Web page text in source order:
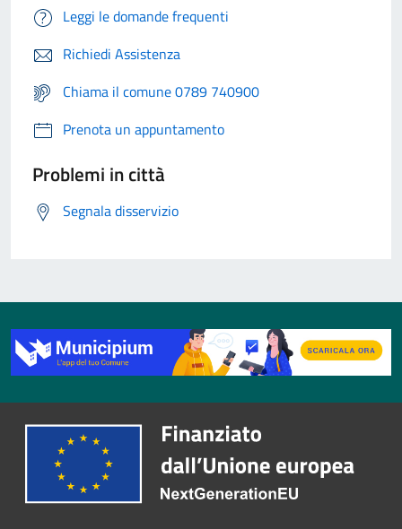
Leggi le domande frequenti
Richiedi Assistenza
Chiama il comune 0789 740900
Prenota un appuntamento
Problemi in città
Segnala disservizio